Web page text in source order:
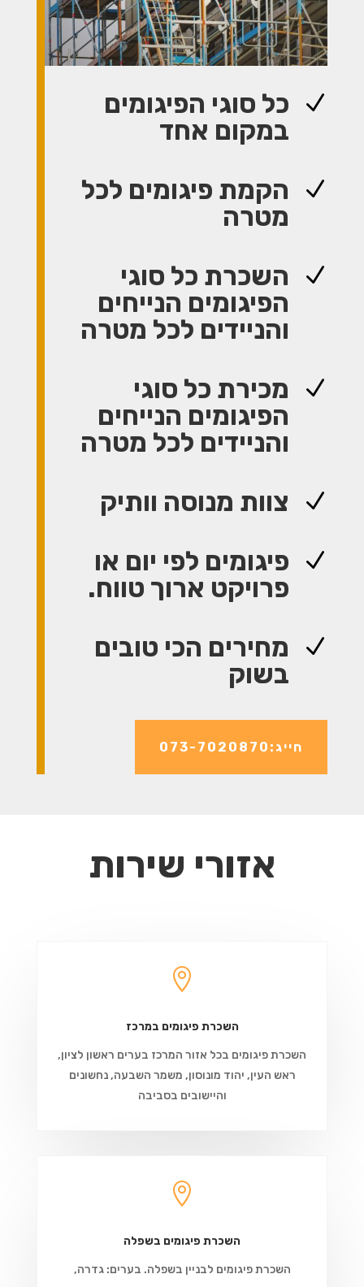
N
כל סוגי הפיגומים
במקום אחד
N
הקמת פיגומים לכל
מטרה
N
השכרת כל סוגי
הפיגומים הנייחים
והניידים לכל מטרה
N
מכירת כל סוגי
הפיגומים הנייחים
והניידים לכל מטרה
N צוות מנוסה וותיק
N
פיגומים לפי יום או
פרויקט ארוך טווח.
N
מחירים הכי טובים
בשוק
חייג:073-7020870
אזורי שירות

השכרת פיגומים במרכז
השכרת פיגומים בכל אזור המרכז בערים ראשון לציון,
ראש העין, יהוד מונוסון, משמר השבעה, נחשונים
והיישובים בסביבה

השכרת פיגומים בשפלה
השכרת פיגומים לבניין בשפלה. בערים: גדרה,